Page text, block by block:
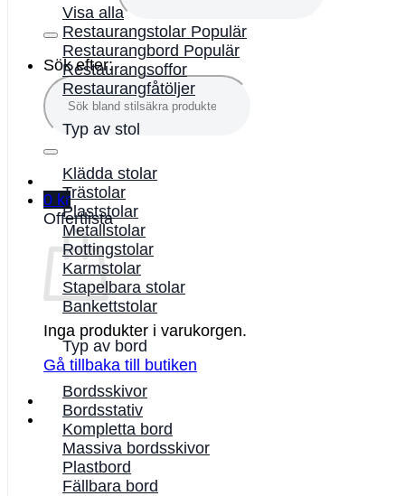
Sök efter:
0 kr
Offertlista
Inga produkter i varukorgen.
Gå tillbaka till butiken
Visa alla
Restaurangstolar
Restaurangbord
Restaurangsoffor
Restaurangfåtöljer
Typ av stol
Klädda stolar
Trästolar
Plaststolar
Metallstolar
Rottingstolar
Karmstolar
Stapelbara stolar
Bankettstolar
Typ av bord
Bordsskivor
Bordsstativ
Kompletta bord
Massiva bordsskivor
Plastbord
Fällbara bord